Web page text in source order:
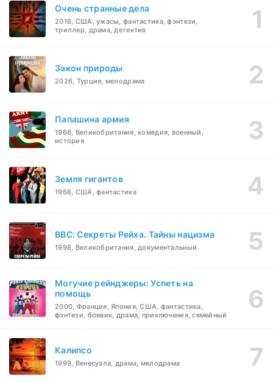
Очень странные дела
2016, США, ужасы, фантастика, фэнтези,
триллер, драма, детектив
Закон природы
2026, Турция, мелодрама
Папашина армия
1968, Великобритания, комедия, военный,
история
Земля гигантов
1968, США, фантастика
BBC: Секреты Рейха. Тайны нацизма
1998, Великобритания, документальный
Могучие рейнджеры: Успеть на
помощь
2000, Франция, Япония, США, фантастика,
фэнтези, боевик, драма, приключения, семейный
Калипсо
1999, Венесуэла, драма, мелодрама